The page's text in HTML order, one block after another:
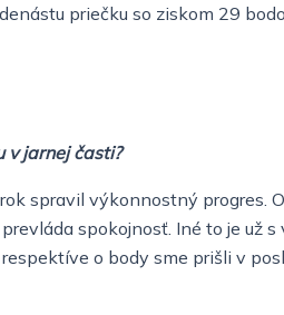
priečku so ziskom 29
v jarnej časti?
spravil výkonnostný
spokojnosť. Iné to je už
o body sme prišli v